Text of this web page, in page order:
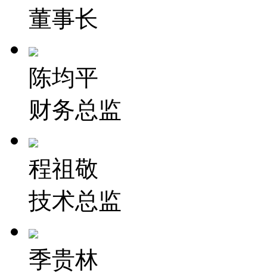
董事长
陈均平
财务总监
程祖敬
技术总监
季贵林